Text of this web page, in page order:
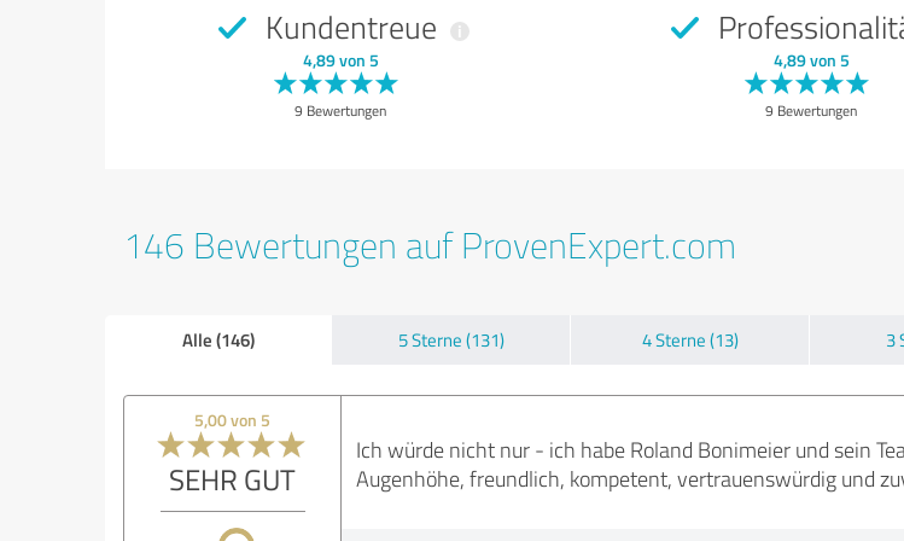
Kundentreue
4,89 von 5
9 Bewertungen
4,89 von 5
9 Bewertungen
146 Bewertungen auf ProvenExpert.com
Alle (146) 5 Sterne (131) 4 Sterne (13) 3
5,00 von 5
SEHR GUT
Ich würde nicht nur - ich habe Roland Bonimeier und sein
Augenhöhe, freundlich, kompetent, vertrauenswürdig und